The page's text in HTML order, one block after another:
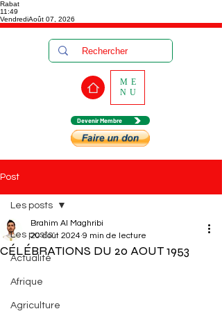
Rabat
11:49
VendrediAoût 07, 2026
Devenir Membre
ME
NU
Post
Les posts
Actualité
Afrique
Agriculture
Les posts
CÉLÉBRATIONS DU 20 AOUT 1953
Brahim Al Maghribi
20 août 2024 9 min de lecture